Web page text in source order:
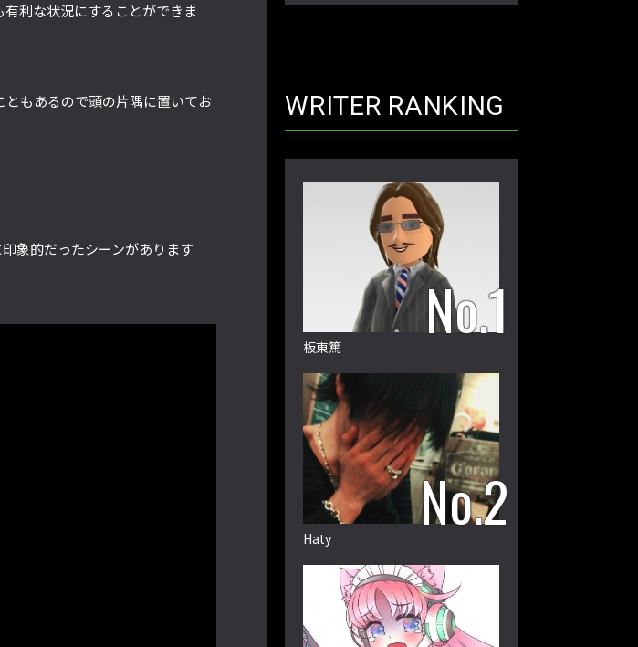
利な状況にすることができま
もあるので頭の片隅に置いてお
象的だったシーンがあります
WRITER RANKING
板東篤
Haty